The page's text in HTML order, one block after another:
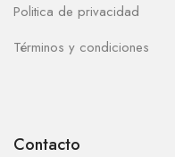
Politica de privacidad
Términos y condiciones
Contacto